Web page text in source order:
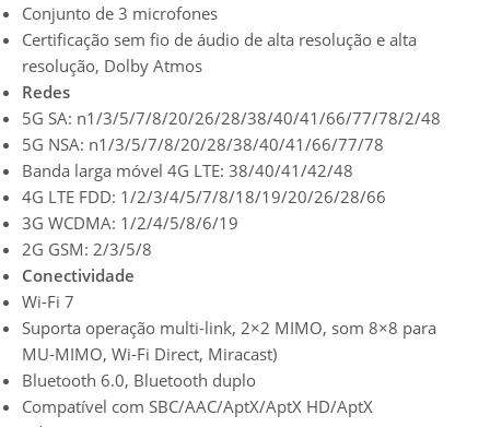
Conjunto de 3 microfones
Certificação sem fio de áudio de alta resolução e alta
resolução, Dolby Atmos
Redes
5G SA: n1/3/5/7/8/20/26/28/38/40/41/66/77/78/2/48
5G NSA: n1/3/5/7/8/20/28/38/40/41/66/77/78
Banda larga móvel 4G LTE: 38/40/41/42/48
4G LTE FDD: 1/2/3/4/5/7/8/18/19/20/26/28/66
3G WCDMA: 1/2/4/5/8/6/19
2G GSM: 2/3/5/8
Conectividade
Wi-Fi 7
Suporta operação multi-link, 2×2 MIMO, som 8×8 para
MU-MIMO, Wi-Fi Direct, Miracast)
Bluetooth 6.0, Bluetooth duplo
Compatível com SBC/AAC/AptX/AptX HD/AptX